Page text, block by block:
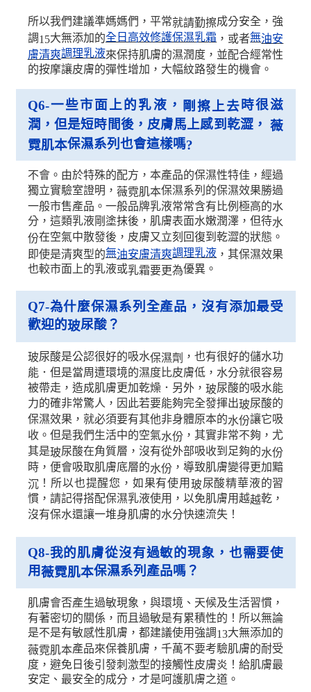
所以我們建議準媽媽們，平常就請勤擦成分安全，強
調15大無添加的全日高效修護保濕乳霜 ，或者無油安
膚清爽調理乳液來保持肌膚的濕潤度，並配合經常性
的按摩讓皮膚的彈性增加，大幅紋路發生的機會。
Q6-一些市面上的乳液， 剛擦上去時很滋
潤，但是短時間後，皮膚馬上感到乾澀，薇
霓肌本保濕系列也會這樣嗎?
不會。由於特殊的配方，本產品的保濕性特佳，經過
獨立實驗室證明， 薇霓肌本保濕系列的保濕效果勝過
一般市售產品。一般品牌乳液常常含有比例極高的水
分，這類乳液剛塗抹後，肌膚表面水嫩潤澤，但待水
份在空氣中散發後，皮膚又立刻回復到乾澀的狀態。
即使是清爽型的無油安膚清爽調理乳液 ，其保濕效果
也較市面上的乳液或乳霜要更為優異。
Q7-為什麼保濕系列全產品，沒有添加最受
歡迎的玻尿酸？
玻尿酸是公認很好的吸水保濕劑 ，也有很好的儲水功
能．但是當周遭環境的濕度比皮膚低，水分就很容易
被帶走，造成肌膚更加乾燥．另外，玻尿酸的吸水能
力的確非常驚人，因此若要能夠完全發揮出玻尿酸的
保濕效果，就必須要有其他非身體原本的水份讓它吸
收。但是我們生活中的空氣水份 ，其實非常不夠，尤
其是玻尿酸在角質層，沒有從外部吸收到足夠的水份
時，便會吸取肌膚底層的水份 ，導致肌膚變得更加黯
沉 ！所以也提醒您，如果有使用 玻尿酸精華液的習
慣，請記得搭配保濕乳液使用，以免肌膚用越越乾，
沒有保水還讓一堆身肌膚的水分快速流失！
Q8-我的肌膚從沒有過敏的現象，也需要使
用薇霓肌本保濕系列產品嗎？
肌膚會否產生過敏現象，與環境、天候及生活習慣，
有著密切的關係，而且過敏是有累積性的！所以無論
是不是有敏感性肌膚，都建議使用強調13大無添加的
薇霓肌本產品來保養肌膚，千萬不要考驗肌膚的耐受
度，避免日後引發刺激型的接觸性皮膚炎！給肌膚最
安定、最安全的成分，才是呵護肌膚之道。